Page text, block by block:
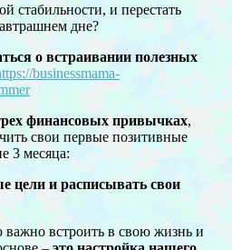
стабильности, и перестать
дне?
о встраивании полезных
businessmama-
финансовых привычках,
свои первые позитивные
3 месяца:
цели и расписывать свои
встроить в свою жизнь и